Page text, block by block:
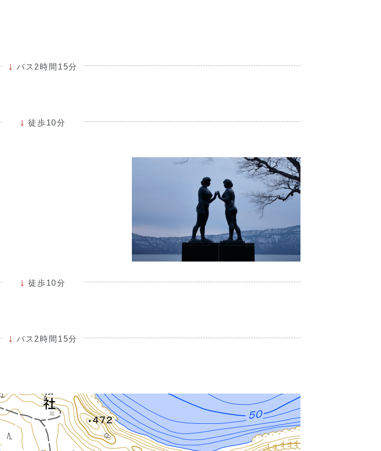
バス2時間15分
徒歩10分
徒歩10分
バス2時間15分